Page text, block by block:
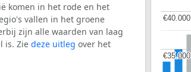
komen in het rode en het
vallen in het groene
zijn alle waarden van laag
is. Zie deze uitleg over het
€35.000
€35.000
€40.000
€40.000